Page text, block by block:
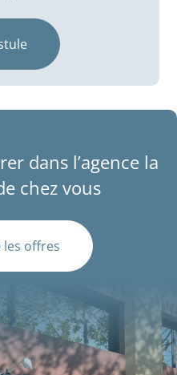
dans l’agence la
chez vous
les offres